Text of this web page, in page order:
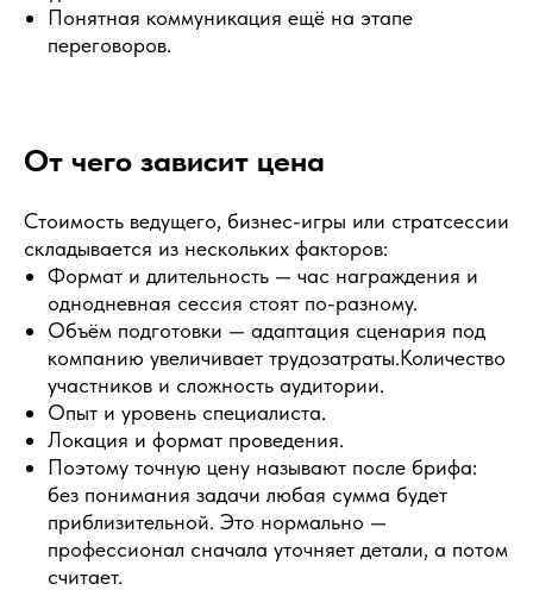
Понятная коммуникация ещё на этапе
переговоров.
От чего зависит цена
Стоимость ведущего, бизнес-игры или стратсессии
складывается из нескольких факторов:
Формат и длительность — час награждения и
однодневная сессия стоят по-разному.
Объём подготовки — адаптация сценария под
компанию увеличивает трудозатраты.Количество
участников и сложность аудитории.
Опыт и уровень специалиста.
Локация и формат проведения.
Поэтому точную цену называют после брифа:
без понимания задачи любая сумма будет
приблизительной. Это нормально —
профессионал сначала уточняет детали, а потом
считает.